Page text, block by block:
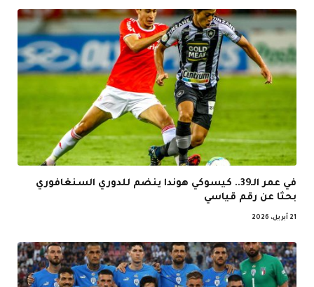
في عمر الـ39.. كيسوكي هوندا ينضم للدوري السنغافوري
بحثا عن رقم قياسي
21 أبريل، 2026